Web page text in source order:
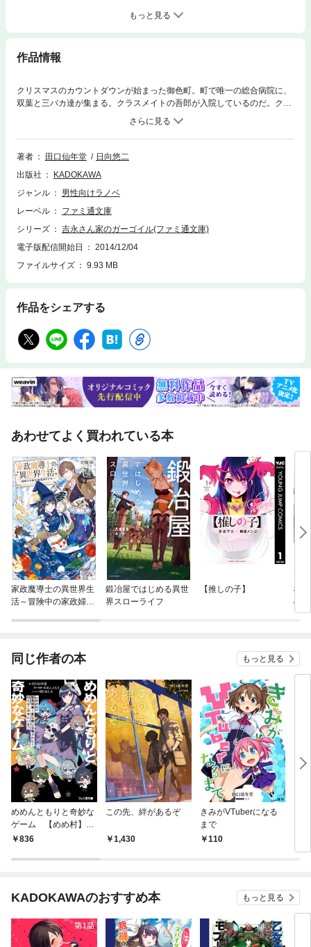
もっと見る
作品情報
クリスマスのカウントダウンが始まった御色町。町で唯一の総合病院に、
双葉と三バカ達が集まる。クラスメイトの吾郎が入院しているのだ。クリ
スマスに向けて人形劇やコンサートなど楽しいイベントが目白押しだとい
うのに、吾郎の表情が冴えないのは体調のせいだけではないようで……。
なんとかクリスマスイベントを成功させ、皆を喜ばせたい院長先生は、ガ
ーゴイルやオシリスたちを呼び出して!?
著者 田口仙年堂
日向悠二
出版社
KADOKAWA
ジャンル
男性向けラノベ
レーベル
ファミ通文庫
シリーズ
吉永さん家のガーゴイル(ファミ通文庫)
電子版配信開始日
2014/12/04
ファイルサイズ
9.93 MB
作品をシェアする
あわせてよく買われている本
家政魔導士の異世界生
活～冒険中の家政婦業
鍛冶屋ではじめる異世
界スローライフ
【推しの子】
機
の
同じ作者の本 もっと見る
めめんともりと奇妙な
ゲーム 【めめ村】緊
急招集！ 変な館に召
の中にいる！？
836
この先、絆があるぞ
1,430
きみがVTuberになる
まで
110
KADOKAWAのおすすめ本 もっと見る